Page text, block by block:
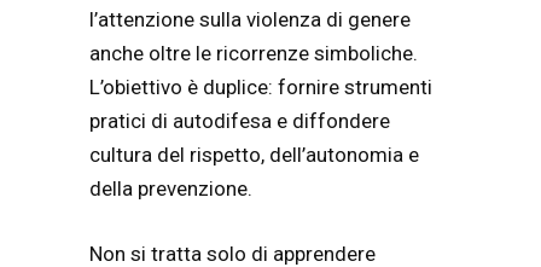
l’attenzione sulla violenza di genere
anche oltre le ricorrenze simboliche.
L’obiettivo è duplice: fornire strumenti
pratici di autodifesa e diffondere
cultura del rispetto, dell’autonomia e
della prevenzione.
Non si tratta solo di apprendere